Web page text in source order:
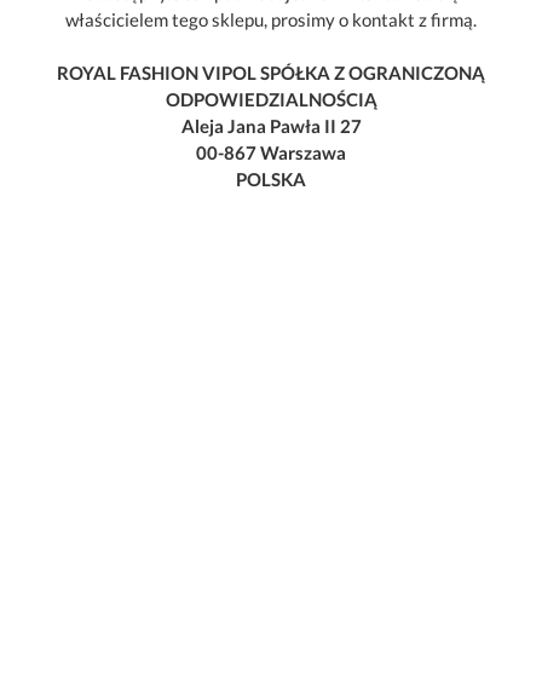
właścicielem tego sklepu, prosimy o kontakt z firmą.
ROYAL FASHION VIPOL SPÓŁKA Z OGRANICZONĄ
ODPOWIEDZIALNOŚCIĄ
Aleja Jana Pawła II 27
00-867 Warszawa
POLSKA